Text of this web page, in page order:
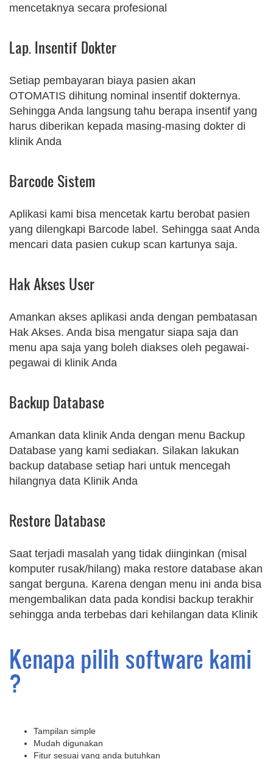
mencetaknya secara profesional
Lap. Insentif Dokter
Setiap pembayaran biaya pasien akan
OTOMATIS dihitung nominal insentif dokternya.
Sehingga Anda langsung tahu berapa insentif yang
harus diberikan kepada masing-masing dokter di
klinik Anda
Barcode Sistem
Aplikasi kami bisa mencetak kartu berobat pasien
yang dilengkapi Barcode label. Sehingga saat Anda
mencari data pasien cukup scan kartunya saja.
Hak Akses User
Amankan akses aplikasi anda dengan pembatasan
Hak Akses. Anda bisa mengatur siapa saja dan
menu apa saja yang boleh diakses oleh pegawai-
pegawai di klinik Anda
Backup Database
Amankan data klinik Anda dengan menu Backup
Database yang kami sediakan. Silakan lakukan
backup database setiap hari untuk mencegah
hilangnya data Klinik Anda
Restore Database
Saat terjadi masalah yang tidak diinginkan (misal
komputer rusak/hilang) maka restore database akan
sangat berguna. Karena dengan menu ini anda bisa
mengembalikan data pada kondisi backup terakhir
sehingga anda terbebas dari kehilangan data Klinik
Kenapa pilih software kami
?
Tampilan simple
Mudah digunakan
Fitur sesuai yang anda butuhkan